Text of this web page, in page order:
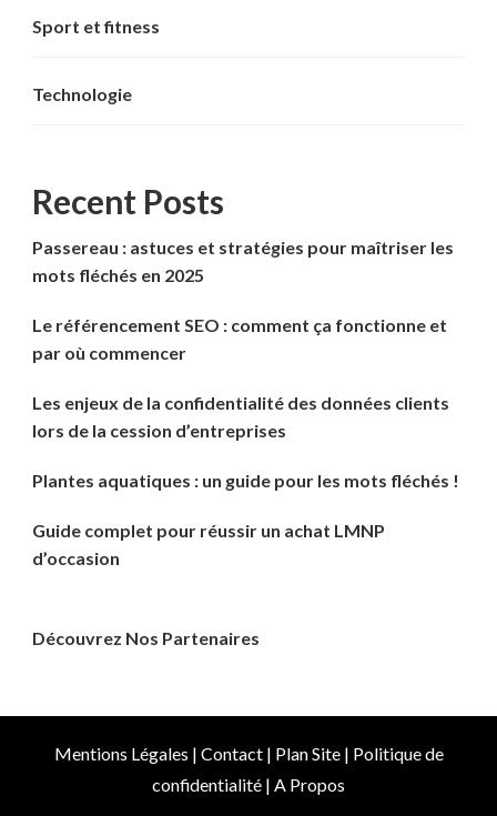
Sport et fitness
Technologie
Recent Posts
Passereau : astuces et stratégies pour maîtriser les
mots fléchés en 2025
Le référencement SEO : comment ça fonctionne et
par où commencer
Les enjeux de la confidentialité des données clients
lors de la cession d’entreprises
Plantes aquatiques : un guide pour les mots fléchés !
Guide complet pour réussir un achat LMNP
d’occasion
Découvrez Nos Partenaires
Mentions Légales | Contact| Plan Site| Politique de
confidentialité | A Propos